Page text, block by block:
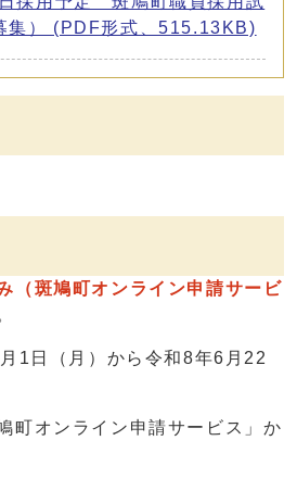
集） (PDF形式、515.13KB)
（斑鳩町オンライン申請サービ
1日（月）から令和8年6月22
町オンライン申請サービス」か